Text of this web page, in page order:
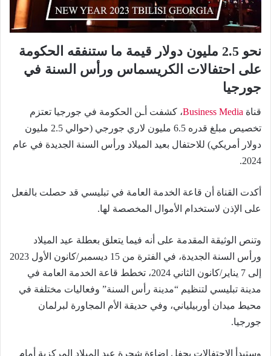
نحو 2.5 مليون دولار قيمة ما ستنفقه الحكومة
على احتفالات الكريسماس ورأس السنة في
جورجيا
قناة Business Media، كشفت أـن الحكومة في جورجيا تعتزم
تخصيص مبلغ قدره 6.5 مليون لاري جورجي (حوالي 2.5 مليون
دولار أمريكي) للاحتفال بعيد الميلاد ورأس السنة الجديدة في عام
2024.
أكدت القناة أن قاعة الخدمة العامة في تبليسي قد حصلت بالفعل
على الإذن لاستخدام الأموال المخصصة لها.
وتنص الوثيقة المقدمة على أنه فيما يتعلق بعطلة عيد الميلاد
ورأس السنة الجديدة، في الفترة من 15 ديسمبر/كانون الأول 2023
إلى 7 يناير/كانون الثاني 2024، تخطط قاعة الخدمة العامة في
مدينة تبليسي لتنظيم “مدينة رأس السنة” وفعاليات مختلفة في
محيط ميدان أوربيلياني، وفي حديقة الأم المجاورة لبرلمان
جورجيا.
وستبدأ الاحتفالات بحفل إضاءة شجرة عيد الميلاد المركزية أمام